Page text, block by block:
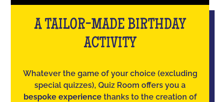
A TAILOR-MADE BIRTHDAY
ACTIVITY
Whatever the game of your choice (excluding
special quizzes), Quiz Room offers you a
bespoke experience thanks to the creation of